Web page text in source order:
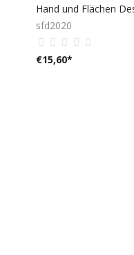
sfd2020
€15,60*